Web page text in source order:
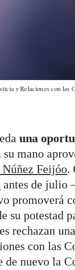
y Relaciones con las
una
su mano
Feijóo.
antes de julio
promoverá
su potestad
rechazan
con las
de nuevo la